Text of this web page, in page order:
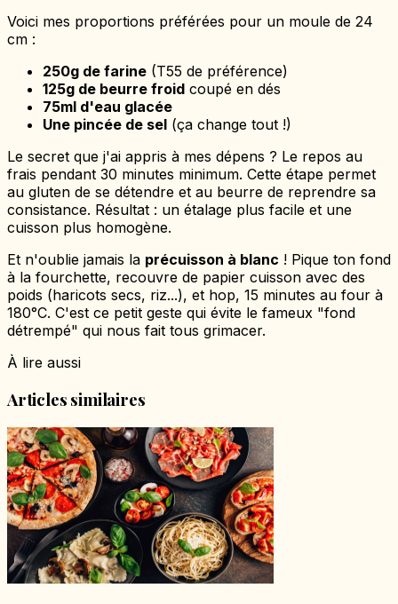
Voici mes proportions préférées pour un moule de 24
cm :
250g de farine (T55 de préférence)
125g de beurre froid coupé en dés
75ml d'eau glacée
Une pincée de sel (ça change tout !)
Le secret que j'ai appris à mes dépens ? Le repos au
frais pendant 30 minutes minimum. Cette étape permet
au gluten de se détendre et au beurre de reprendre sa
consistance. Résultat : un étalage plus facile et une
cuisson plus homogène.
Et n'oublie jamais la précuisson à blanc ! Pique ton fond
à la fourchette, recouvre de papier cuisson avec des
poids (haricots secs, riz...), et hop, 15 minutes au four à
180°C. C'est ce petit geste qui évite le fameux "fond
détrempé" qui nous fait tous grimacer.
À lire aussi
Articles similaires